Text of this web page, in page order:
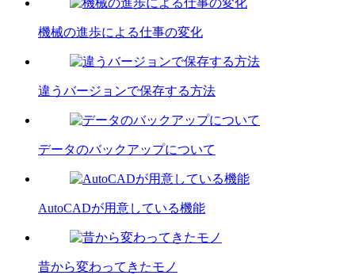
機械の進歩による仕事の変化
違うバージョンで保存する方法
データのバックアップについて
AutoCADが用意している機能
昔から変わってきたモノ